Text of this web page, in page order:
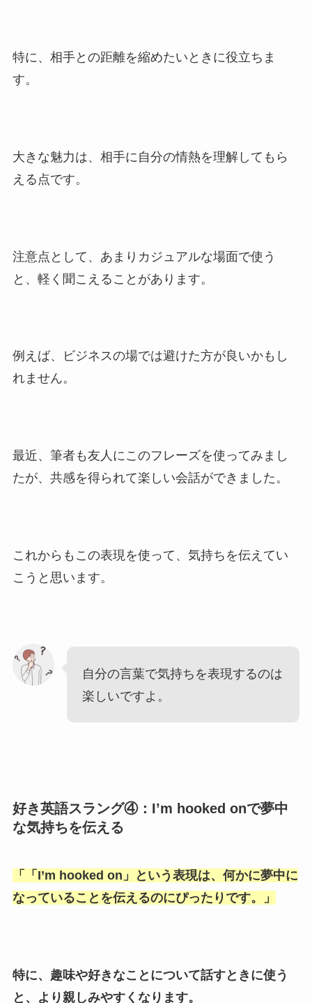
特に、相手との距離を縮めたいときに役立ちま
す。
大きな魅力は、相手に自分の情熱を理解してもら
える点です。
注意点として、あまりカジュアルな場面で使う
と、軽く聞こえることがあります。
例えば、ビジネスの場では避けた方が良いかもし
れません。
最近、筆者も友人にこのフレーズを使ってみまし
たが、共感を得られて楽しい会話ができました。
これからもこの表現を使って、気持ちを伝えてい
こうと思います。
自分の言葉で気持ちを表現するのは
楽しいですよ。
好き英語スラング④：I’m hooked onで夢中
な気持ちを伝える
「 「I’m hooked on 」という表現は、何かに夢中に
なっていることを伝えるのにぴったりです。」
特に、趣味や好きなことについて話すときに使う
と、より親しみやすくなります。